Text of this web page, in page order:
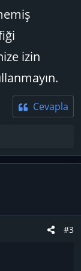
izin
Cevapla
#3